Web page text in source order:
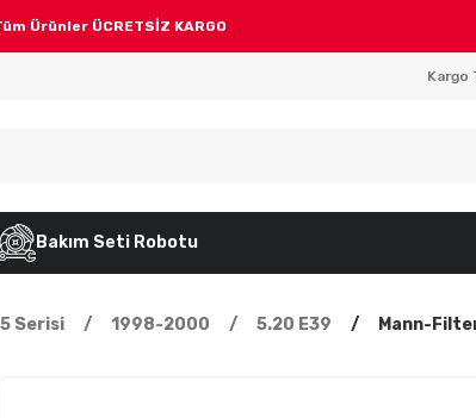
Ürünler ÜCRETSİZ KARGO
Kargo
Bakım Seti Robotu
5 Serisi 1998-2000 5.20 E39 Mann-